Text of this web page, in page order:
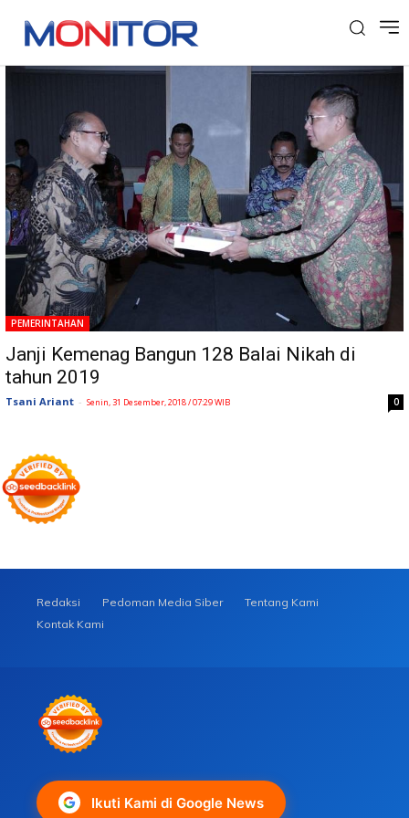
Tag: Balai Nikah
PEMERINTAHAN
Janji Kemenag Bangun 128 Balai Nikah di
tahun 2019
Tsani Ariant - Senin, 31 Desember, 2018 / 07:29 WIB 0
Redaksi Pedoman Media Siber
Tentang Kami
Kontak Kami
Ikuti Kami di Google News